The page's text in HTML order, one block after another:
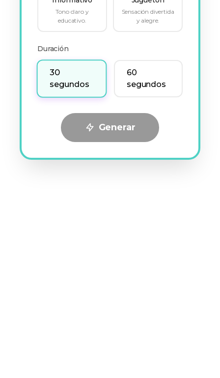
Tono claro y
educativo.
Sensación divertida
y alegre.
Duración
30
segundos
60
segundos
Generar